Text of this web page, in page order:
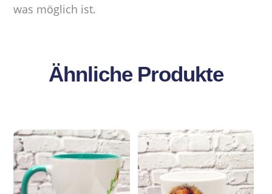
was möglich ist.
Ähnliche Produkte